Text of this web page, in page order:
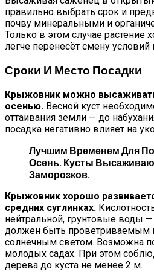
правильно выбрать срок и
почву минеральными и
Только в этом случае растение
легче перенесёт смену условий
Сроки И Место Посадки
Крыжовник можно
осенью. Весной куст
оттаивания земли — до
посадка негативно влияет на
Лучшим Временем Для
Осень. Кусты
Заморозков.
Крыжовник хорошо
средних суглинках.
нейтральной, грунтовые воды
должен быть проветриваемым
солнечным светом. Возможна
молодых садах. При этом
дерева до куста не менее 2 м.